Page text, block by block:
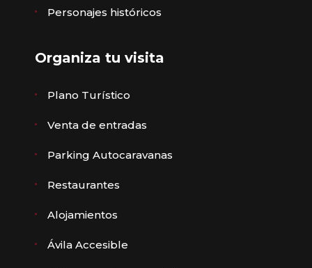
Personajes históricos
Organiza tu visita
Plano Turístico
Venta de entradas
Parking Autocaravanas
Restaurantes
Alojamientos
Ávila Accesible